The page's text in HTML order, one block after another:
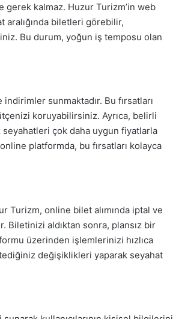
kalmaz. Huzur Turizm’in web
aralığında biletleri görebilir,
Bu durum, yoğun iş temposu olan
sunmaktadır. Bu fırsatları
koruyabilirsiniz. Ayrıca, belirli
seyahatleri çok daha uygun fiyatlarla
platformda, bu fırsatları kolayca
Turizm, online bilet alımında iptal ve
aldıktan sonra, plansız bir
üzerinden işlemlerinizi hızlıca
değişiklikleri yaparak seyahat